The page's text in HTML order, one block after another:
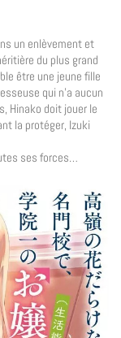
un enlèvement et
du plus grand
être une jeune fille
qui n’a aucun
Hinako doit jouer le
la protéger, Izuki
ses forces…